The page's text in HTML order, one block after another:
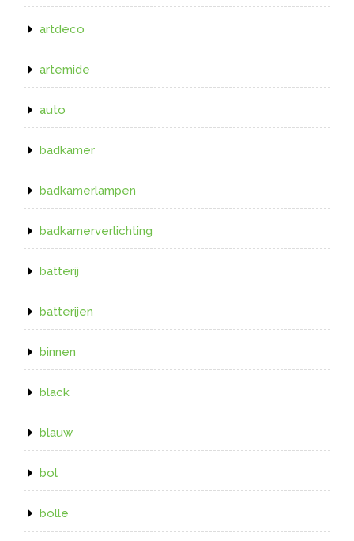
artdeco
artemide
auto
badkamer
badkamerlampen
badkamerverlichting
batterij
batterijen
binnen
black
blauw
bol
bolle